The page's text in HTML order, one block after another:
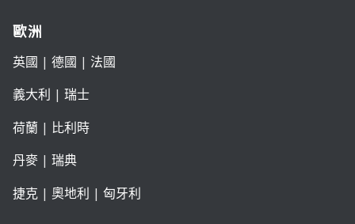
歐洲
英國 | 德國 | 法國
義大利 | 瑞士
荷蘭| 比利時
丹麥| 瑞典
捷克| 奧地利 | 匈牙利